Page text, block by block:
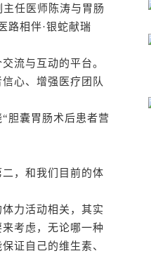
任医师陈涛与胃肠
路相伴·银蛇献瑞
流与互动的平台。
心、增强医疗团队
囊胃肠术后患者营
，和我们目前的体
力活动相关，其实
考虑，无论哪一种
证自己的维生素、